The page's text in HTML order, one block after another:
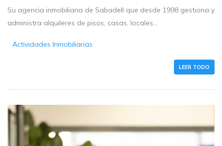
Su agencia inmobiliaria de Sabadell que desde 1998 gestiona y
administra alquileres de pisos, casas, locales...
Actividades Inmobiliarias
LEER TODO